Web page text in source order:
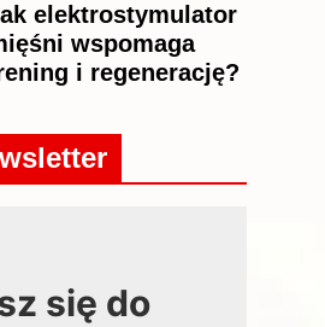
elektrostymulator
wspomaga
i regenerację?
się do